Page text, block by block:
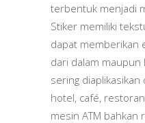
terbentuk menjadi
Stiker memiliki
dapat memberikan
dari dalam maupun
sering diaplikasikan
hotel, café,
mesin ATM bahkan